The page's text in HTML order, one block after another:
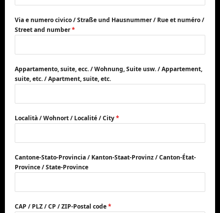
Via e numero civico / Straße und Hausnummer / Rue et numéro /
Street and number*
Appartamento, suite, ecc. / Wohnung, Suite usw. / Appartement,
suite, etc. / Apartment, suite, etc.
Località / Wohnort / Localité / City*
Cantone-Stato-Provincia / Kanton-Staat-Provinz / Canton-État-
Province / State-Province
CAP / PLZ / CP / ZIP-Postal code*